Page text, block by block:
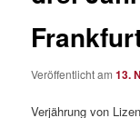
Veröffentlicht am13.
Verjährung von